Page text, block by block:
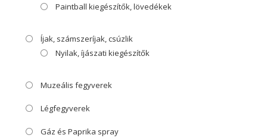
Paintball kiegészítők, lövedékek
Íjak, számszeríjak, csúzlik
Nyilak, íjászati kiegészítők
Muzeális fegyverek
Légfegyverek
Gáz és Paprika spray